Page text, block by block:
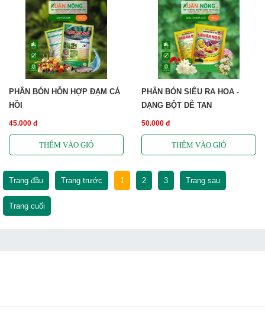
PHÂN BÓN HỖN HỢP ĐẠM CÁ
HỒI
45.000 đ
PHÂN BÓN SIÊU RA HOA -
DẠNG BỘT DỄ TAN
50.000 đ
Trang đầu Trang trước 1 2 3 Trang sau
Trang cuối